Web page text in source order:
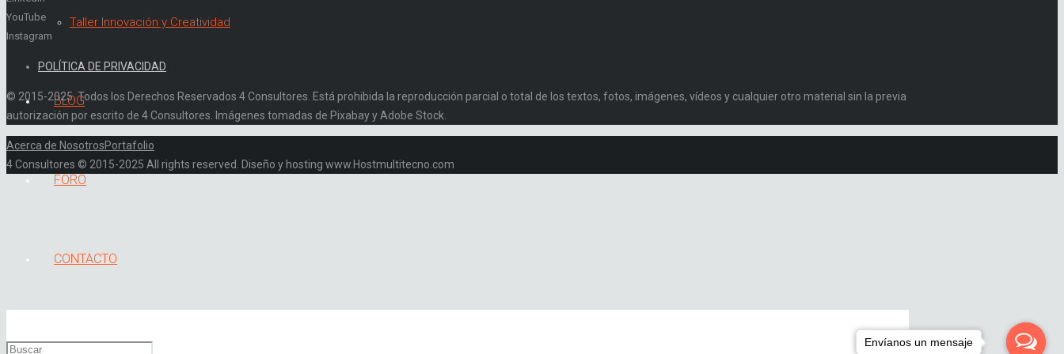
Taller Innovación y Creatividad
BLOG
FORO
CONTACTO
YouTube
Instagram
POLÍTICA DE PRIVACIDAD
© 2015-2025. Todos los Derechos Reservados 4 Consultores. Está prohibida la reproducción parcial o total de los textos, fotos, imágenes, vídeos y cualquier otro material sin la previa
autorización por escrito de 4 Consultores. Imágenes tomadas de Pixabay y Adobe Stock.
Acerca de NosotrosPortafolio
4 Consultores © 2015-2025 All rights reserved. Diseño y hosting www.Hostmultitecno.com
Envíanos un mensaje
Envíanos un mensaje